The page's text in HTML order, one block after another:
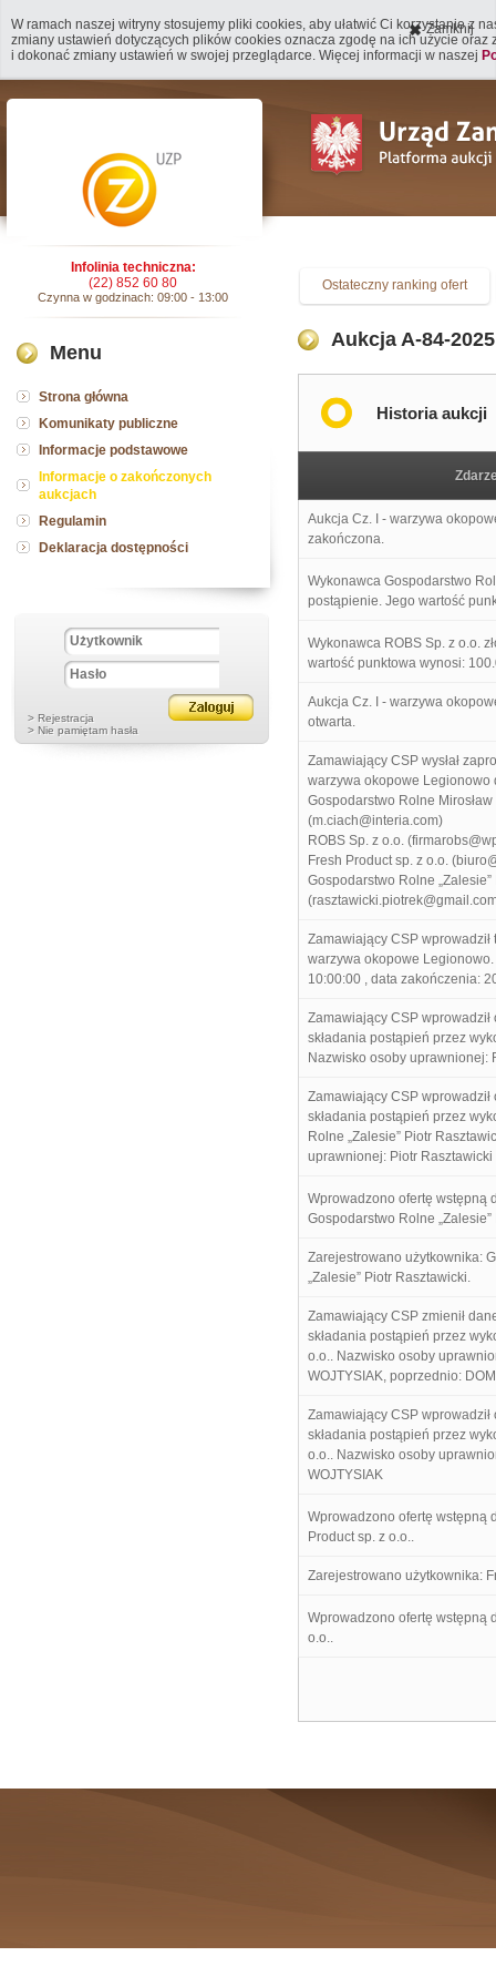
W ramach naszej witryny stosujemy pliki cookies, aby ułatwić Ci korzystanie z
zmiany ustawień dotyczących plików cookies oznacza zgodę na ich użycie
i dokonać zmiany ustawień w swojej przeglądarce. Więcej informacji w naszej
Zamknij
Ostateczny ranking ofert
Aukcja A-84-
Historia aukcji
Aukcja Cz. I - warzywa
zakończona.
Wykonawca Gospodarstwo
postąpienie. Jego wartość
Wykonawca ROBS Sp. z o.o.
wartość punktowa wynosi:
Aukcja Cz. I - warzywa
otwarta.
Zamawiający CSP wysłał
warzywa okopowe Legionowo
Gospodarstwo Rolne
(m.ciach@interia.com)
ROBS Sp. z o.o.
Fresh Product sp. z o.o.
Gospodarstwo Rolne
Zamawiający CSP
warzywa okopowe
10:00:00 , data zakończenia:
Zamawiający CSP
składania postąpień przez
Nazwisko osoby uprawnionej:
Zamawiający CSP
składania postąpień przez
Rolne „Zalesie” Piotr
uprawnionej: Piotr Rasztawicki
Wprowadzono ofertę wstępną
Gospodarstwo Rolne
Zarejestrowano użytkownika:
„Zalesie” Piotr Rasztawicki.
Zamawiający CSP zmienił
składania postąpień przez
o.o.. Nazwisko osoby
WOJTYSIAK, poprzednio:
Zamawiający CSP
składania postąpień przez
o.o.. Nazwisko osoby
WOJTYSIAK
Wprowadzono ofertę wstępną
Product sp. z o.o..
Zarejestrowano użytkownika:
Wprowadzono ofertę wstępną
o.o..
Infolinia techniczna:
(22) 852 60 80
Czynna w godzinach: 09:00 - 13:00
Menu
Strona główna
Komunikaty publiczne
Informacje podstawowe
Informacje o zakończonych
aukcjach
Regulamin
Deklaracja dostępności
> Rejestracja
> Nie pamiętam hasła